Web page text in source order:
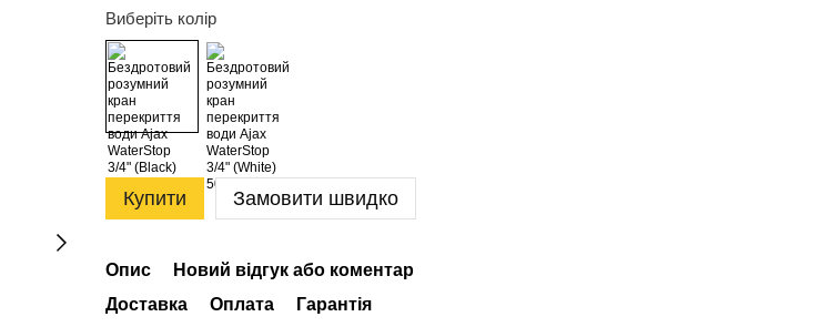
Виберіть колір
Купити Замовити швидко
Опис
Новий відгук або коментар
Доставка
Оплата Гарантія